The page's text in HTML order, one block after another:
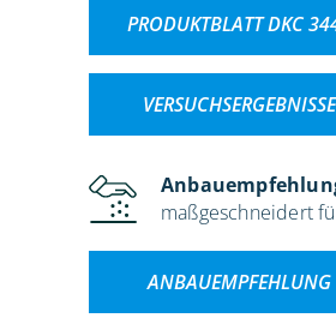
PRODUKTBLATT DKC
VERSUCHSERGEBNISSE
maßgeschneidert
ANBAUEMPFEHLUNG